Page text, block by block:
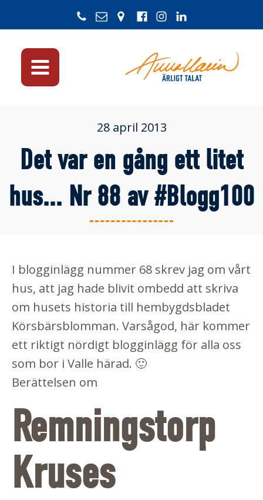
28 april 2013
Det var en gång ett litet
hus... Nr 88 av #Blogg100
I blogginlägg nummer 68skrev jag om vårt
hus, att jag hade blivit ombedd att skriva
om husets historia till hembygdsbladet
Körsbärsblomman. Varsågod, här kommer
ett riktigt nördigt blogginlägg för alla oss
som bor i Valle härad. 🙂
Berättelsen om
Remningstorp
Kruses